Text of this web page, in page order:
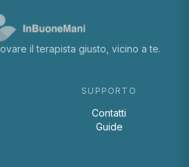
il terapista giusto, vicino a te.
SUPPORTO
Contatti
Guide